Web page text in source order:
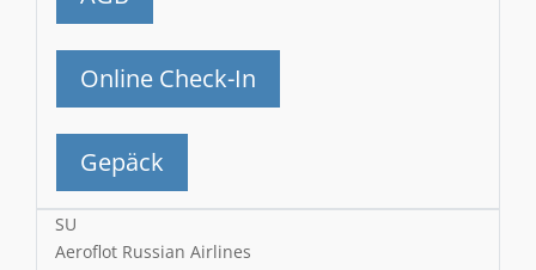
Online Check-In
Gepäck
SU
Aeroflot Russian Airlines